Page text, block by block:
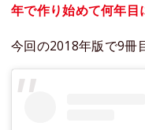
年で作り始めて何年目
今回の2018年版で9冊